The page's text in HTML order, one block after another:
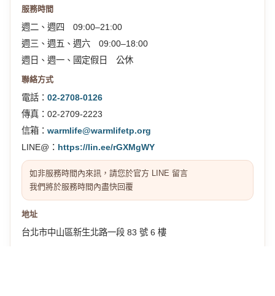
服務時間
週二、週四 09:00–21:00
週三、週五、週六 09:00–18:00
週日、週一、國定假日 公休
聯絡方式
電話： 02-2708-0126
傳真：02-2709-2223
信箱： warmlife@warmlifetp.org
LINE@： https://lin.ee/rGXMgWY
如非服務時間內來訊，請您於官方 LINE 留言
我們將於服務時間內盡快回覆
地址
台北市中山區新生北路一段 83 號 6 樓